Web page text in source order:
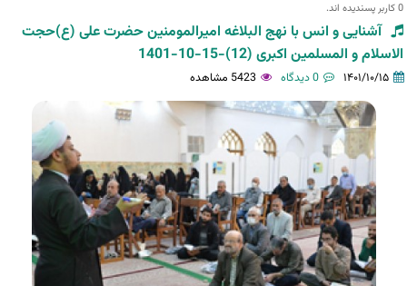
0 کاربر پسندیده اند.‎
آشنایی و انس با نهج البلاغه امیرالمومنین حضرت علی (ع)حجت
الاسلام و المسلمین اکبری (12)-15-10-1401
۱۴۰۱/۱۰/۱۵ 0 دیدگاه 5423 مشاهده